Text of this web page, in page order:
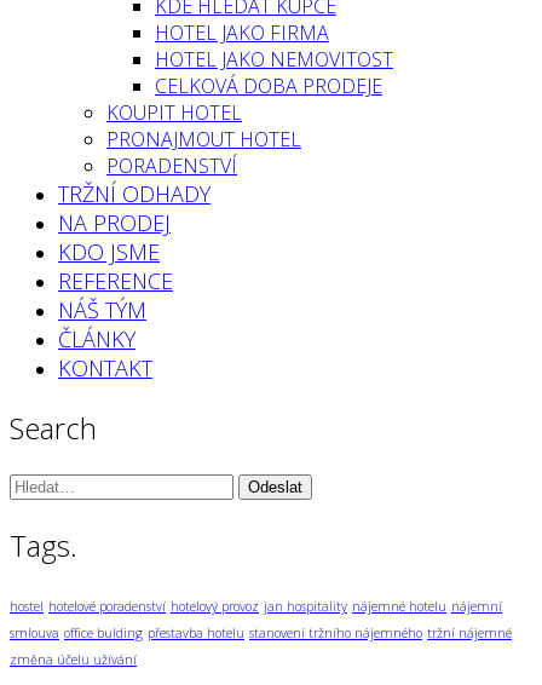
KDE HLEDAT KUPCE
HOTEL JAKO FIRMA
HOTEL JAKO NEMOVITOST
CELKOVÁ DOBA PRODEJE
KOUPIT HOTEL
PRONAJMOUT HOTEL
PORADENSTVÍ
TRŽNÍ ODHADY
NA PRODEJ
KDO JSME
REFERENCE
NÁŠ TÝM
ČLÁNKY
KONTAKT
Search
Vyhledávání:
Tags.
hostel hotelové poradenství hotelový provoz jan hospitality nájemné hotelu nájemní
smlouva office bulding přestavba hotelu stanovení tržního nájemného tržní nájemné
změna účelu užívání